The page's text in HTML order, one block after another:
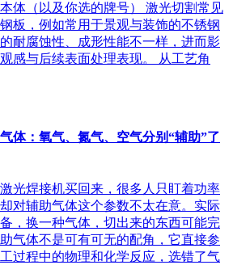
体（以及你选的牌号） 激光切割常见
板，例如常用于景观与装饰的不锈钢
耐腐蚀性、成形性能不一样，进而影
感与后续表面处理表现。 从工艺角
体：氧气、氮气、空气分别“辅助”了
光焊接机买回来，很多人只盯着功率
对辅助气体这个参数不太在意。实际
备，换一种气体，切出来的东西可能完
气体不是可有可无的配角，它直接参
过程中的物理和化学反应，选错了气